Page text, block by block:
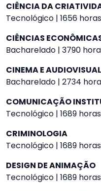
CIÊNCIA DA
Tecnológico | 1656
CIÊNCIAS
Bacharelado | 3790
CINEMA E AUDIOVISUAL
Bacharelado | 2734
COMUNICAÇÃO
Tecnológico | 1689
CRIMINOLOGIA
Tecnológico | 1689
DESIGN DE ANIMAÇÃO
Tecnológico | 1689